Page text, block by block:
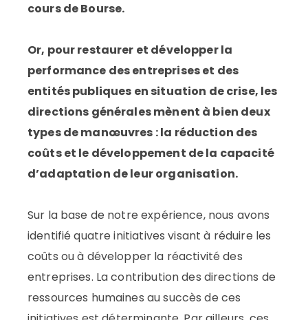
cours de Bourse.
Or, pour restaurer et développer la
performance des entreprises et des
entités publiques en situation de crise, les
directions générales mènent à bien deux
types de manœuvres : la réduction des
coûts et le développement de la capacité
d’adaptation de leur organisation.
Sur la base de notre expérience, nous avons
identifié quatre initiatives visant à réduire les
coûts ou à développer la réactivité des
entreprises. La contribution des directions de
ressources humaines au succès de ces